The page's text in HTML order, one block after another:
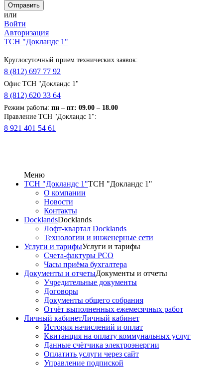
или
Войти
Авторизация
ТСН "Докландс 1"
Круглосуточный прием технических заявок:
8 (812) 697 77 92
Офис ТСН "Докландс 1"
8 (812) 620 33 64
Режим работы: пн – пт: 09.00 – 18.00
Правление ТСН "Докландс 1":
8 921 401 54 61
Меню
ТСН "Докландс 1"ТСН "Докландс 1"
О компании
Новости
Контакты
DocklandsDocklands
Лофт-квартал Docklands
Технологии и инженерные сети
Услуги и тарифыУслуги и тарифы
Счета-фактуры РСО
Часы приёма бухгалтера
Документы и отчетыДокументы и отчеты
Учредительные документы
Договоры
Документы общего собрания
Отчёт выполненных ежемесячных работ
Личный кабинетЛичный кабинет
История начислений и оплат
Квитанция на оплату коммунальных услуг
Данные счётчика электроэнергии
Оплатить услуги через сайт
Управление подпиской